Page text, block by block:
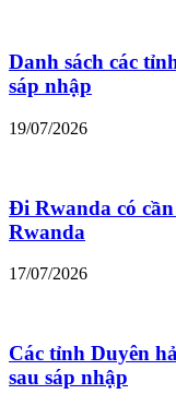
Danh sách các
sáp nhập
19/07/2026
Đi Rwanda có
Rwanda
17/07/2026
Các tỉnh Duyên
sau sáp nhập